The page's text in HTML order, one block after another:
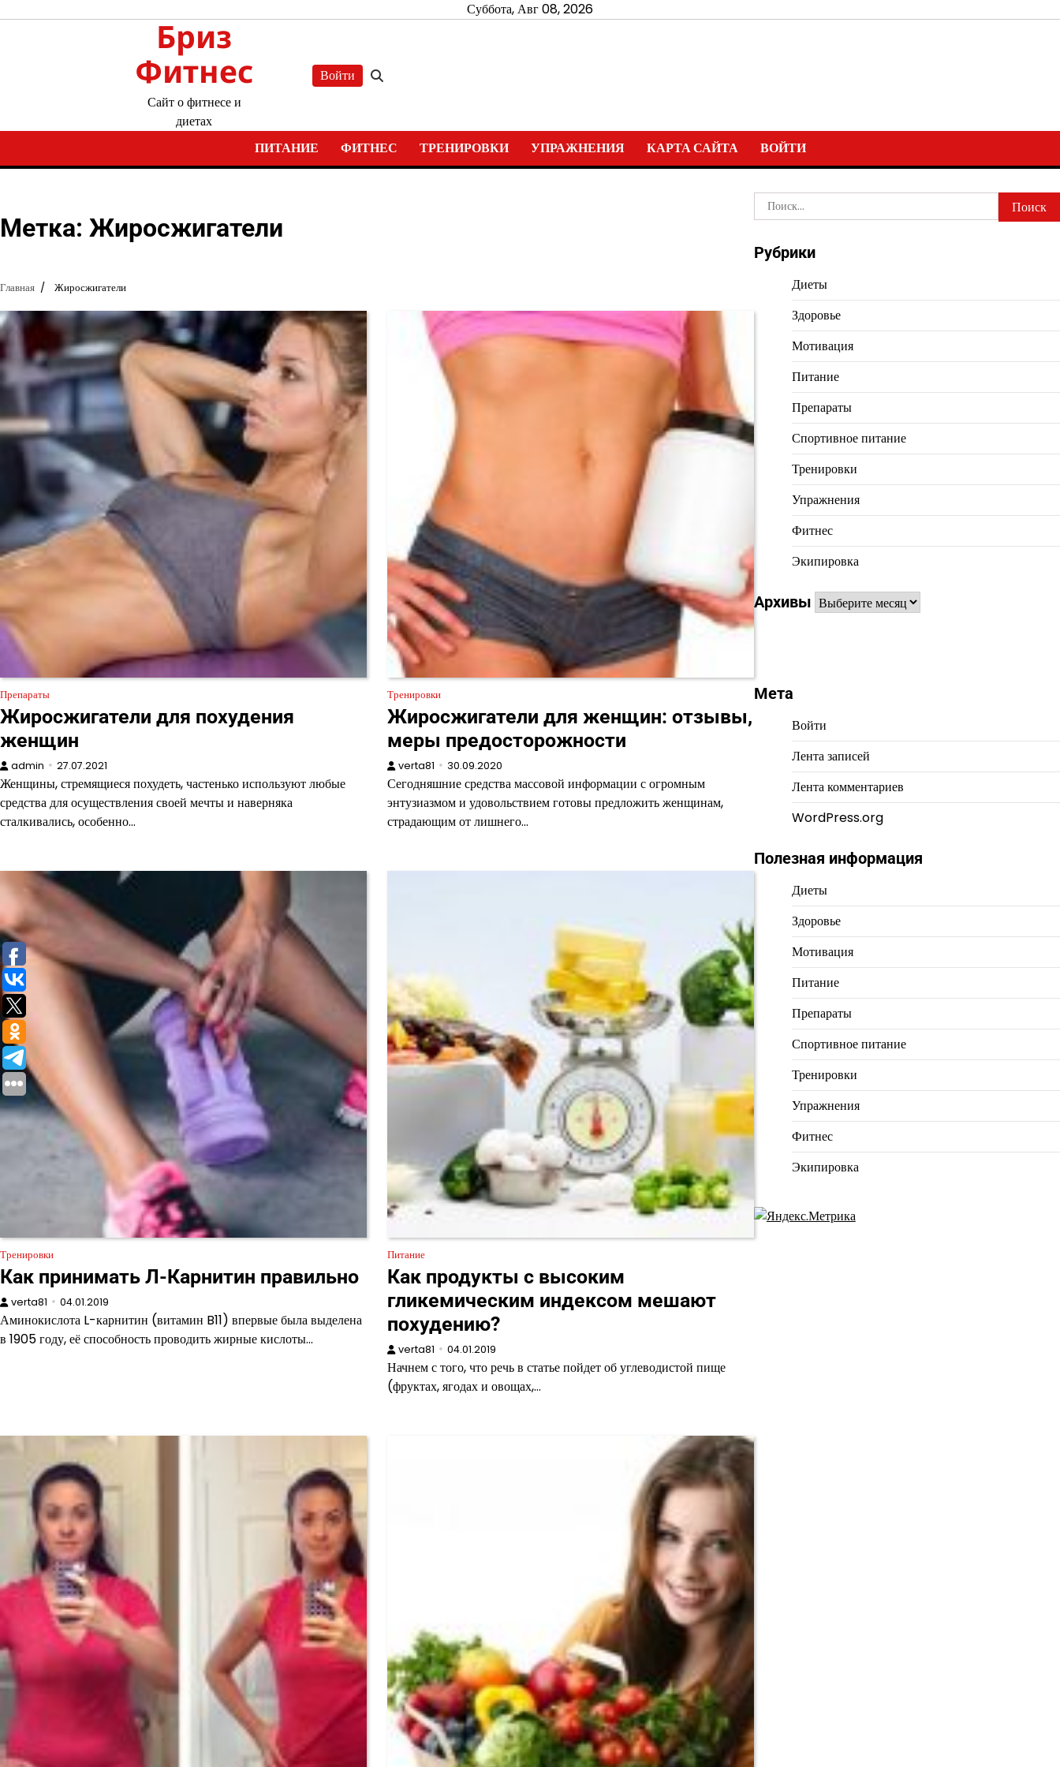
Суббота, Авг 08, 2026
Бриз
Фитнес
Сайт о фитнесе и
диетах
Войти
ПИТАНИЕ ФИТНЕС ТРЕНИРОВКИ УПРАЖНЕНИЯ КАРТА САЙТА ВОЙТИ
Метка: Жиросжигатели
Главная Жиросжигатели
Препараты
Жиросжигатели для похудения
женщин
admin 27.07.2021
Женщины, стремящиеся похудеть, частенько используют любые
средства для осуществления своей мечты и наверняка
сталкивались, особенно…
Тренировки
Жиросжигатели для женщин: отзывы,
меры предосторожности
verta81 30.09.2020
Сегодняшние средства массовой информации с огромным
энтузиазмом и удовольствием готовы предложить женщинам,
страдающим от лишнего…
Тренировки
Как принимать Л-Карнитин правильно
verta81 04.01.2019
Аминокислота L-карнитин (витамин B11) впервые была выделена
в 1905 году, её способность проводить жирные кислоты…
Питание
Как продукты с высоким
гликемическим индексом мешают
похудению?
verta81 04.01.2019
Начнем с того, что речь в статье пойдет об углеводистой пище
(фруктах, ягодах и овощах,…
Найти:
Рубрики
Диеты
Здоровье
Мотивация
Питание
Препараты
Спортивное питание
Тренировки
Упражнения
Фитнес
Экипировка
Архивы Архивы
Мета
Войти
Лента записей
Лента комментариев
WordPress.org
Полезная информация
Диеты
Здоровье
Мотивация
Питание
Препараты
Спортивное питание
Тренировки
Упражнения
Фитнес
Экипировка